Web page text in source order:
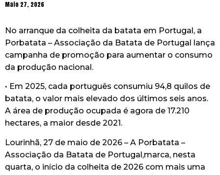
Maio 27, 2026
No arranque da colheita da batata em Portugal, a
Porbatata – Associação da Batata de Portugal lança
campanha de promoção para aumentar o consumo
da produção nacional.
• Em 2025, cada português consumiu 94,8 quilos de
batata, o valor mais elevado dos últimos seis anos.
A área de produção ocupada é agora de 17.210
hectares, a maior desde 2021.
Lourinhã, 27 de maio de 2026 – A Porbatata –
Associação da Batata de Portugal,marca, nesta
quarta, o início da colheita de 2026 com mais uma